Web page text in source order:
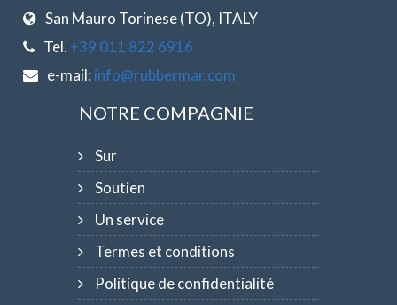
San Mauro Torinese (TO), ITALY
Tel. +39 011 822 6916
e-mail: info@rubbermar.com
NOTRE COMPAGNIE
Sur
Soutien
Un service
Termes et conditions
Politique de confidentialité